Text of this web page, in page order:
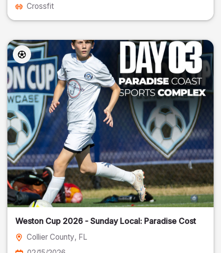
Crossfit
Weston Cup 2026 - Sunday Local: Paradise Cost
Collier County, FL